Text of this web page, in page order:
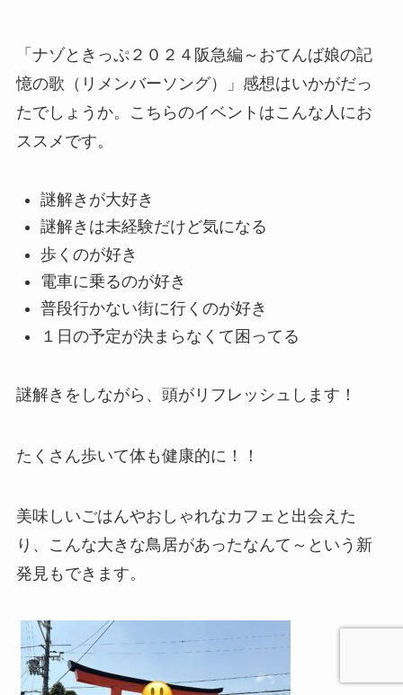
「ナゾときっぷ２０２４阪急編～おてんば娘の記
憶の歌（リメンバーソング）」感想はいかがだっ
たでしょうか。こちらのイベントはこんな人にお
ススメです。
謎解きが大好き
謎解きは未経験だけど気になる
歩くのが好き
電車に乗るのが好き
普段行かない街に行くのが好き
１日の予定が決まらなくて困ってる
謎解きをしながら、頭がリフレッシュします！
たくさん歩いて体も健康的に！！
美味しいごはんやおしゃれなカフェと出会えた
り、こんな大きな鳥居があったなんて～という新
発見もできます。